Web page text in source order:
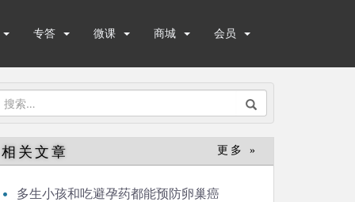
专答 微课 商城 会员
搜
：
相关文章 更多 »
多生小孩和吃避孕药都能预防卵巢癌